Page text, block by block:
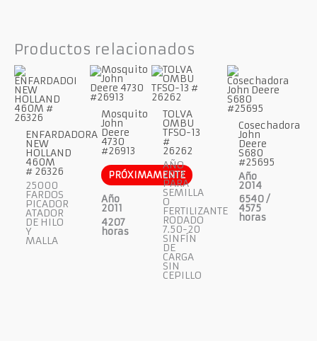
Productos relacionados
ENFARDADORA
NEW
HOLLAND
460M
# 26326
25000
FARDOS
PICADOR
ATADOR
DE HILO
Y
MALLA
Mosquito
John
Deere
4730
#26913
PRÓXIMAMENTE
Año
2011
4207
horas
TOLVA
OMBU
TFSO-13
#
26262
AÑO
2013
PARA
SEMILLA
O
FERTILIZANTE
RODADO
7.50-20
SINFÍN
DE
CARGA
SIN
CEPILLO
Cosechadora
John
Deere
S680
#25695
Año
2014
6540 /
4575
horas